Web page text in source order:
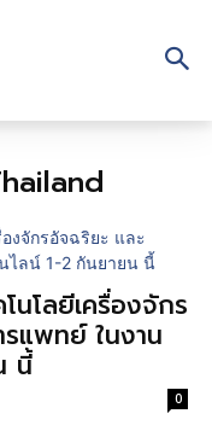
นโลยีเครื่องจักร
แพทย์ ในงาน
นี้
0